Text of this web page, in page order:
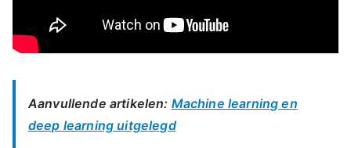
Aanvullende artikelen: Machine learning en
deep learning uitgelegd